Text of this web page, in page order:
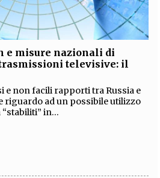
EXTRA
PROCEEDINGS PUBBLICITÀ CONTATTI
MEDIA
e misure nazionali di
televisive: il
e non facili rapporti tra Russia e
riguardo ad un possibile utilizzo
in...